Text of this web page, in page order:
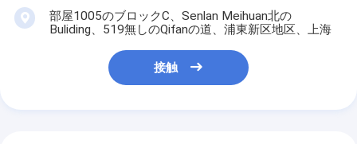
部屋1005のブロックC、Senlan Meihuan北の
Buliding、519無しのQifanの道、浦東新区地区、上海
接触